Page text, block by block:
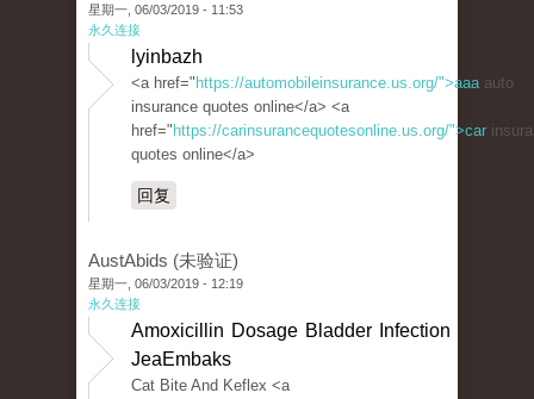
星期一, 06/03/2019 - 11:53
永久连接
lyinbazh
<a href=" https://automobileinsurance.us.org/">aaaauto
insurance quotes online</a> <a
href=" https://carinsurancequotesonline.us.org/">car
quotes online</a>
回复
AustAbids (未验证)
星期一, 06/03/2019 - 12:19
永久连接
Amoxicillin Dosage Bladder Infection
JeaEmbaks
Cat Bite And Keflex <a